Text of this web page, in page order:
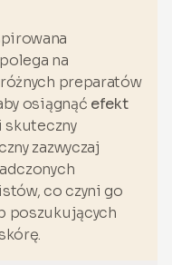
na
preparatów
osiągnąć efekt
skuteczny
zazwyczaj
co czyni go
poszukujących